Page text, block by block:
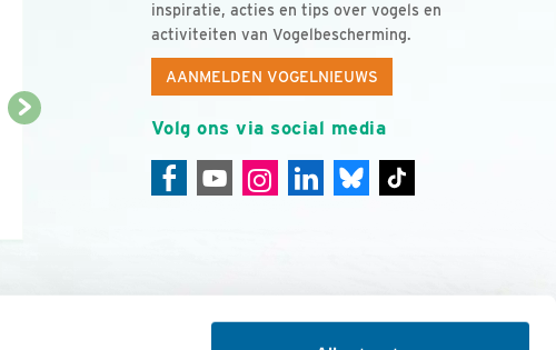
inspiratie, acties en tips over vogels en
activiteiten van Vogelbescherming.
AANMELDEN VOGELNIEUWS
Volg ons via social media